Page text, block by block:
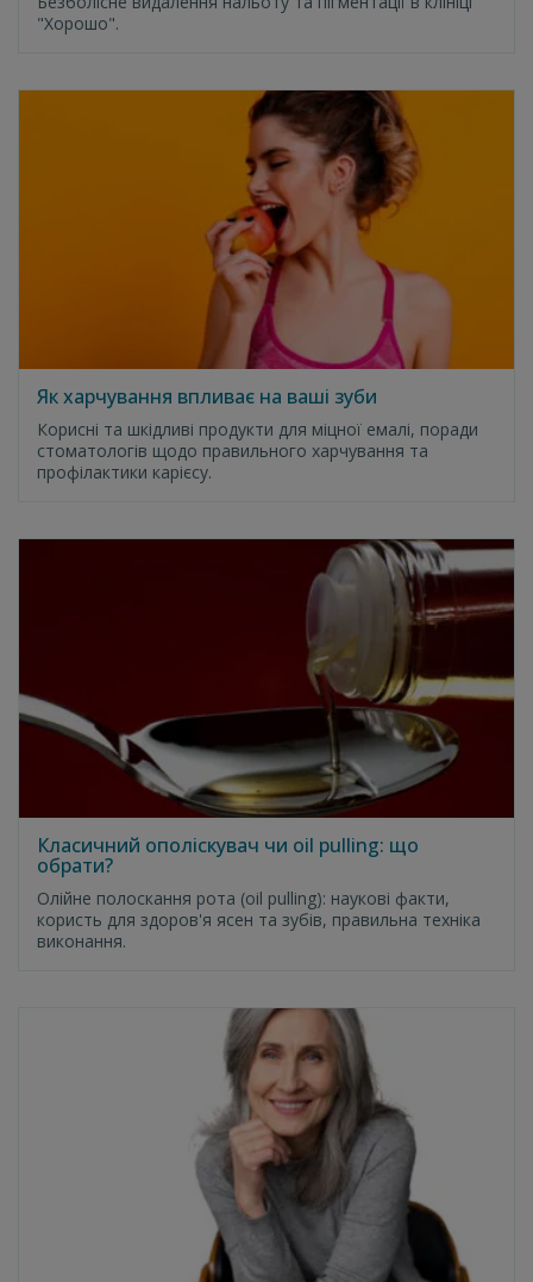
"Хорошо".
Як харчування впливає на ваші зуби
Корисні та шкідливі продукти для міцної емалі, поради
стоматологів щодо правильного харчування та
профілактики карієсу.
Класичний ополіскувач чи oil pulling: що
обрати?
Олійне полоскання рота (oil pulling): наукові факти,
користь для здоров'я ясен та зубів, правильна техніка
виконання.